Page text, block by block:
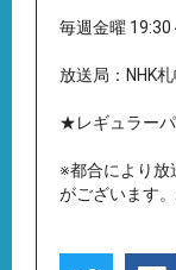
毎週金曜 19:30
放送局：NHK
★レギュラー
※都合により放
がございます